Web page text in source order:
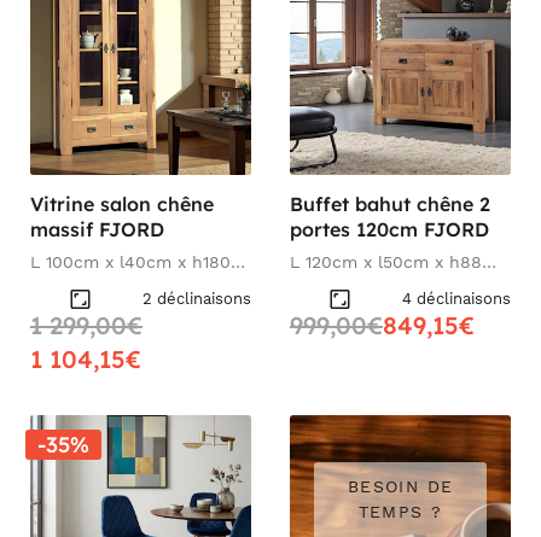
Vitrine salon chêne
massif FJORD
L 100cm x l40cm x h180
2 déclinaisons
1 299,00€
1 104,15€
Buffet bahut chêne 2
portes 120cm FJORD
L 120cm x l50cm x h88
4 déclinaisons
999,00€849,15€
-35%
BESOIN DE
TEMPS ?